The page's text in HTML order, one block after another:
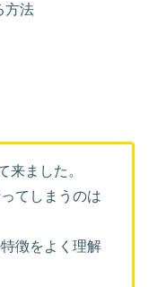
方法
来ました。
てしまうのは
徴をよく理解